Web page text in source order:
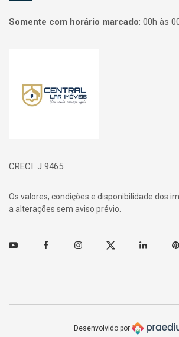
Somente com horário marcado: 00h às
CRECI: J 9465
Os valores, condições e disponibilidade dos
a alterações sem aviso prévio.
Youtube FacebookInstagramTwitter Linkedin
Desenvolvido por